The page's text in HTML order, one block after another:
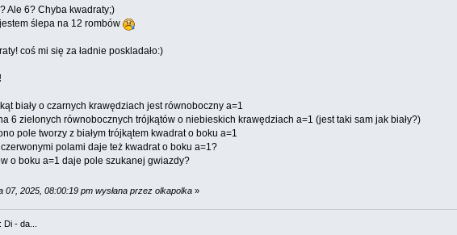
Ale 6? Chyba kwadraty;)
ślepa na 12 rombów
coś mi się za ładnie poskladało:)
biały o czarnych krawędziach jest równoboczny a=1
6 zielonych równobocznych trójkątów o niebieskich krawędziach a=1 (jest taki sam jak biały?)
pole tworzy z białym trójkątem kwadrat o boku a=1
polami daje też kwadrat o boku a=1?
o boku a=1 daje pole szukanej gwiazdy?
07, 2025, 08:00:19 pm wysłana przez olkapolka»
Di - da...